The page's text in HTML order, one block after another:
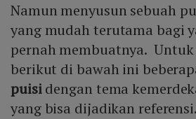
Namun menyusun sebuah
yang mudah terutama bagi
pernah membuatnya.
berikut di bawah ini
puisidengan tema
yang bisa dijadikan referensi.